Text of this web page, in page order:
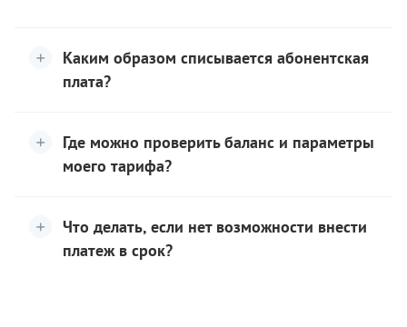
Каким образом списывается абонентская
плата?
Где можно проверить баланс и параметры
моего тарифа?
Что делать, если нет возможности внести
платеж в срок?